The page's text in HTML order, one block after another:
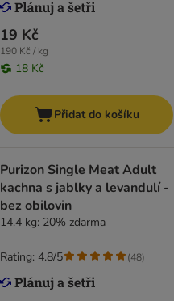
19 Kč
190 Kč / kg
18 Kč
Přidat do košíku
Purizon Single Meat Adult
kachna s jablky a levandulí -
bez obilovin
14.4 kg: 20% zdarma
Rating: 4.8/5 (48)